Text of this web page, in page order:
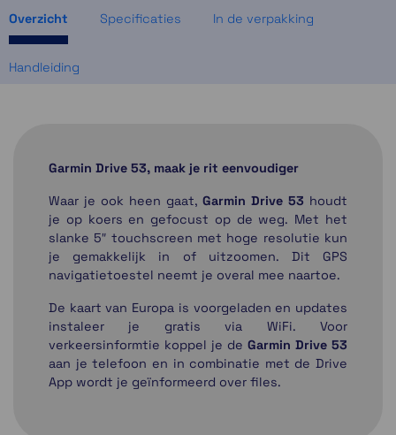
Overzicht Specificaties In de verpakking
Handleiding
Garmin Drive 53, maak je rit eenvoudiger
Waar je ook heen gaat,Garmin Drive 53 houdt
je op koers en gefocust op de weg. Met het
slanke 5″ touchscreen met hoge resolutie kun
je gemakkelijk in of uitzoomen. Dit GPS
navigatietoestel neemt je overal mee naartoe.
De kaart van Europa is voorgeladen en updates
instaleer je gratis via WiFi. Voor
verkeersinformtie koppel je de Garmin Drive 53
aan je telefoon en in combinatie met de Drive
App wordt je geïnformeerd over files.